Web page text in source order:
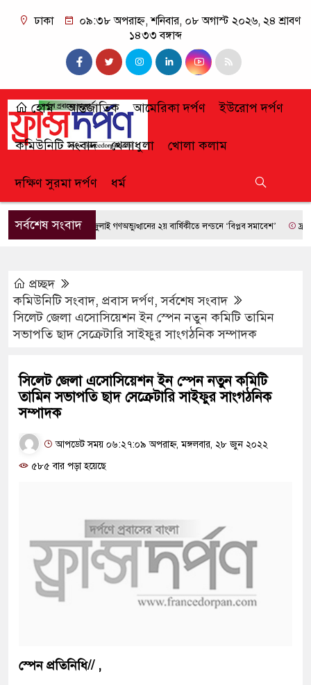
ঢাকা
০৯:৩৮ অপরাহ্ন, শনিবার, ০৮ অগাস্ট ২০২৬, ২৪ শ্রাবণ
১৪৩৩ বঙ্গাব্দ
হোম আন্তর্জাতিক আমেরিকা দর্পণ ইউরোপ দর্পণ
কমিউনিটি সংবাদ খেলাধুলা খোলা কলাম
দক্ষিণ সুরমা দর্পণ ধর্ম
সর্বশেষ সংবাদজুলাই গণঅভ্যুত্থানের ২য় বার্ষিকীতে লন্ডনে ‘বিপ্লব সমাবেশ’ ফ্রান্সে
প্রচ্ছদ
কমিউনিটি সংবাদ, প্রবাস দর্পণ,সর্বশেষ সংবাদ
সিলেট জেলা এসোসিয়েশন ইন স্পেন নতুন কমিটি তামিন
সভাপতি ছাদ সেক্রেটারি সাইফুর সাংগঠনিক সম্পাদক
সিলেট জেলা এসোসিয়েশন ইন স্পেন নতুন কমিটি
তামিন সভাপতি ছাদ সেক্রেটারি সাইফুর সাংগঠনিক
সম্পাদক
আপডেট সময় ০৬:২৭:০৯ অপরাহ্ন, মঙ্গলবার, ২৮ জুন ২০২২
৫৮৫ বার পড়া হয়েছে
স্পেন প্রতিনিধি// ,